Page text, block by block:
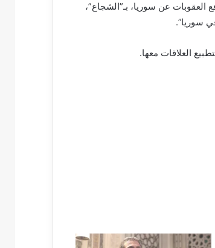
عن سوريا، بـ”الشجاع”،
سوريا”.
العلاقات معها.